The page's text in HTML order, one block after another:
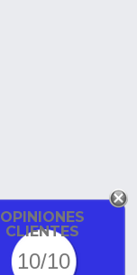
OPINIONES
CLIENTES
10/10